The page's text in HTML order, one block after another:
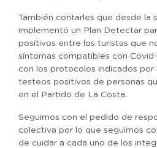
También contarles que desde la
implementó un Plan Detectar
positivos entre los turistas que
síntomas compatibles con
con los protocolos indicados por
testeos positivos de personas
en el Partido de La Costa.
Seguimos con el pedido de
colectiva por lo que seguimos
de cuidar a cada uno de los